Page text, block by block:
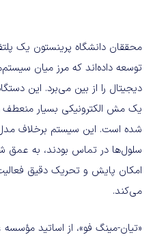
محققان دانشگاه پرینستون یک
توسعه داده‌اند که مرز میان
دیجیتال را از بین می‌برد. این
شده است. این سیستم برخلاف
سلول‌ها در تماس بودند، به
امکان پایش و تحریک دقیق
می‌کند.
«تیان-مینگ فو»، از اساتید